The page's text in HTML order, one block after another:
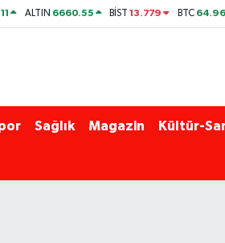
ALTIN 6660.55 BİST13.779 BTC
Sağlık Magazin Kültür-